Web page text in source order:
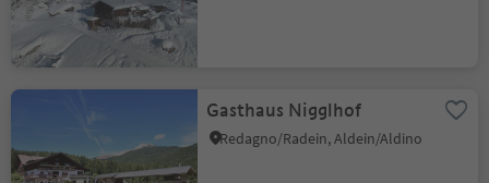
Gasthaus Nigglhof
Redagno/Radein, Aldein/Aldino